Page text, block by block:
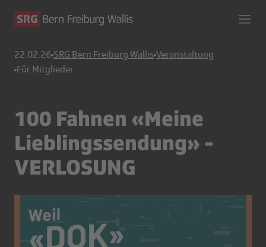
22.02.26 SRG Bern Freiburg Wallis Veranstaltung
Für Mitglieder
100 Fahnen «Meine
Lieblingssendung» -
VERLOSUNG